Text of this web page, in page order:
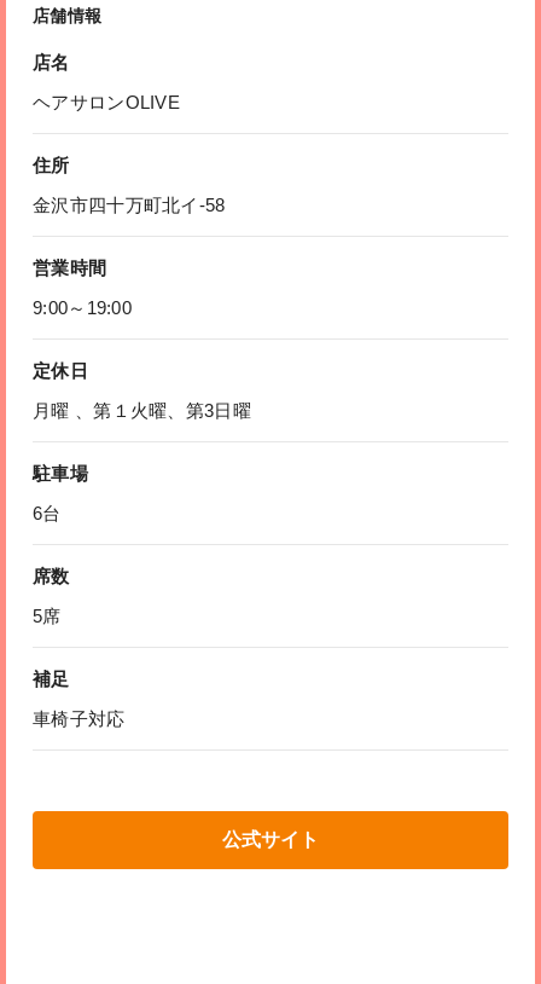
店舗情報
店名
ヘアサロンOLIVE
住所
金沢市四十万町北イ-58
営業時間
9:00～19:00
定休日
月曜 、第１火曜、第3日曜
駐車場
6台
席数
5席
補足
車椅子対応
公式サイト